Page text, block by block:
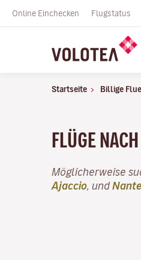
Online Einchecken Flugstatus
Startseite Billige
FLÜGE
Möglicherweise
Ajaccio , und